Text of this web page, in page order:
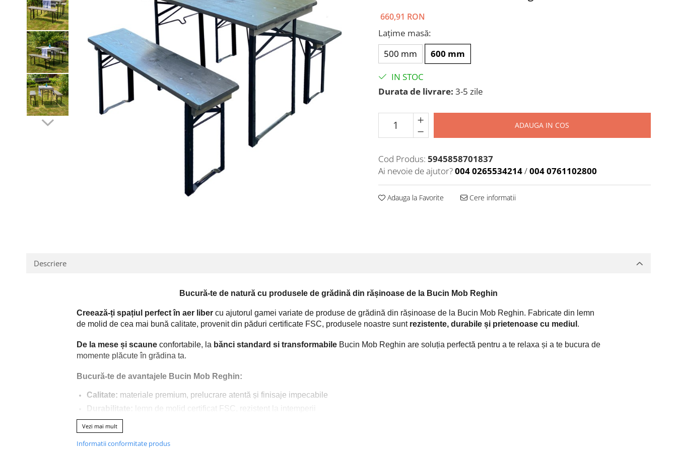
660,91 RON
Lațime masă:
500 mm
600 mm
IN STOC
Durata de livrare: 3-5 zile
ADAUGA IN COS
Cod Produs: 5945858701837
Ai nevoie de ajutor?004 0265534214/004 0761102800
Adauga la Favorite Cere informatii
Descriere
Bucură-te de natură cu produsele de grădină din rășinoase de la Bucin Mob Reghin
Creează-ți spațiul perfect în aer liber cu ajutorul gamei variate de produse de grădină din rășinoase de la Bucin Mob Reghin. Fabricate din lemn
de molid de cea mai bună calitate, provenit din păduri certificate FSC, produsele noastre sunt rezistente, durabile și prietenoase cu mediul .
De la mese și scaune confortabile, la bănci standard si transformabile Bucin Mob Reghin are soluția perfectă pentru a te relaxa și a te bucura de
momente plăcute în grădina ta.
Bucură-te de avantajele Bucin Mob Reghin:
Calitate: materiale premium, prelucrare atentă și finisaje impecabile
Durabilitate:
lemn de molid certificat FSC, rezistent la intemperii
Varietate:o gamă largă de produse pentru a satisface toate nevoile
Prețuri competitive:
Vezi mai mult
Informatii conformitate produs